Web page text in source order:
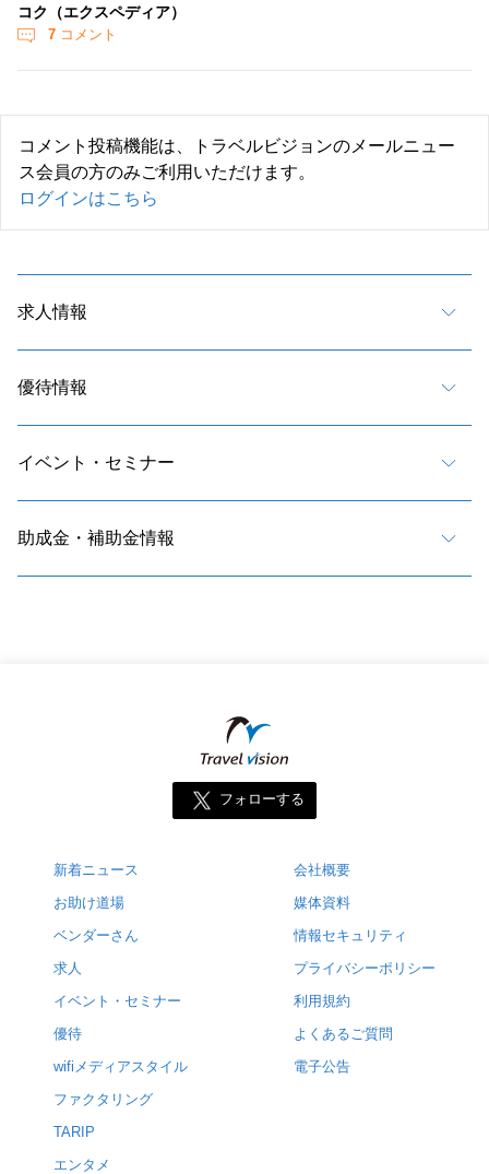
コク（エクスペディア）
7 コメント
コメント投稿機能は、トラベルビジョンのメールニュー
ス会員の方のみご利用いただけます。
ログインはこちら
求人情報
優待情報
イベント・セミナー
助成金・補助金情報
フォローする
新着ニュース
お助け道場
ベンダーさん
求人
イベント・セミナー
優待
wifiメディアスタイル
ファクタリング
TARIP
エンタメ
会社概要
媒体資料
情報セキュリティ
プライバシーポリシー
利用規約
よくあるご質問
電子公告